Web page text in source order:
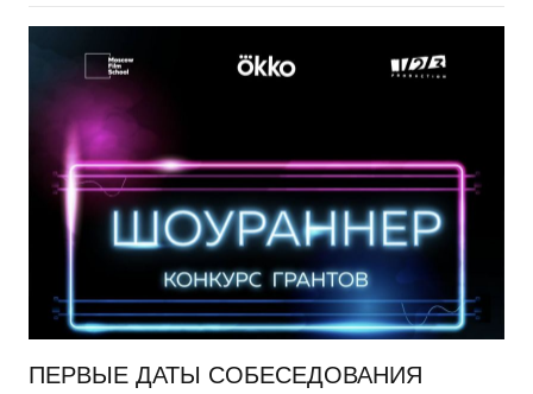
ПЕРВЫЕ ДАТЫ СОБЕСЕДОВАНИЯ